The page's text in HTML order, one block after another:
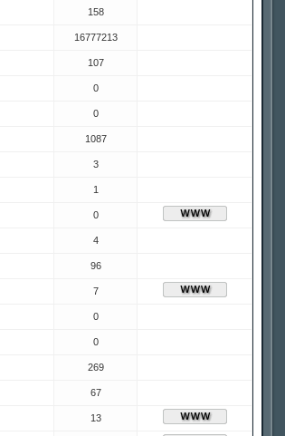
158
16777213
107
0
0
1087
3
1
0
4
96
7
0
0
269
67
13